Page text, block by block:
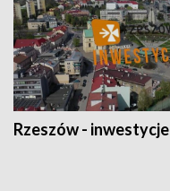
Rzeszów - inwestycje